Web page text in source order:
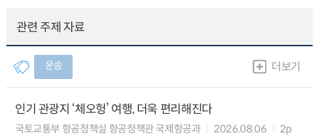
관련 주제 자료
운송 더보기
인기 관광지 ‘체오헝’ 여행, 더욱 편리해진다
국토교통부 항공정책실 항공정책관 국제항공과 2026.08.06 2p